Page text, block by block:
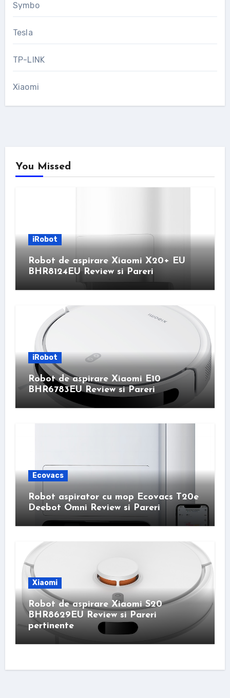
Symbo
Tesla
TP-LINK
Xiaomi
You Missed
iRobot
Robot de aspirare Xiaomi X20+ EU
BHR8124EU Review si Pareri
iRobot
Robot de aspirare Xiaomi E10
BHR6783EU Review si Pareri
Ecovacs
Robot aspirator cu mop Ecovacs T20e
Deebot Omni Review si Pareri
Xiaomi
Robot de aspirare Xiaomi S20
BHR8629EU Review si Pareri
pertinente